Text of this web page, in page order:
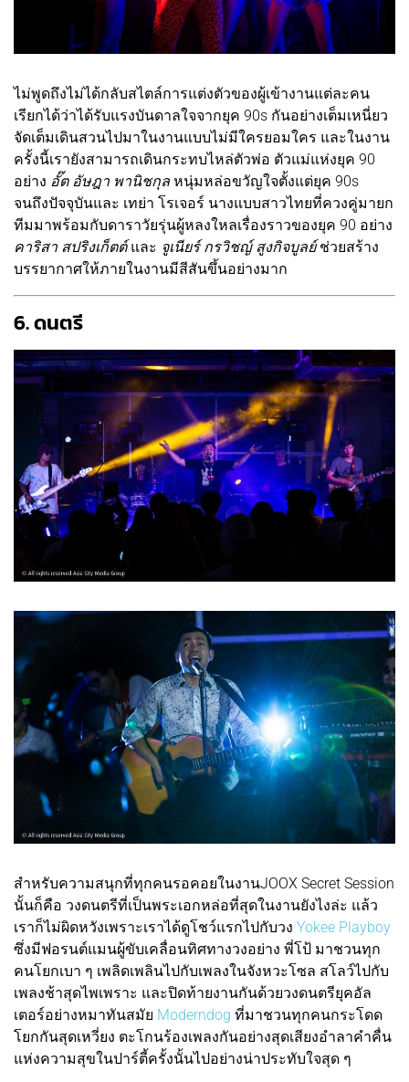
ไม่พูดถึงไม่ได้กลับสไตล์การแต่งตัวของผู้เข้างานแต่ละคน
เรียกได้ว่าได้รับแรงบันดาลใจจากยุค 90s กันอย่างเต็มเหนี่ยว
จัดเต็มเดินสวนไปมาในงานแบบไม่มีใครยอมใคร และในงาน
ครั้งนี้เรายังสามารถเดินกระทบไหล่ตัวพ่อ ตัวแม่แห่งยุค 90
อย่าง อั๊ต อัษฎา พานิชกุล หนุ่มหล่อขวัญใจตั้งแต่ยุค 90s
จนถึงปัจจุบันและ เทย่า โรเจอร์ นางแบบสาวไทยที่ควงคู่มายก
ทีมมาพร้อมกับดาราวัยรุ่นผู้หลงใหลเรื่องราวของยุค 90 อย่าง
คาริสา สปริงเก็ตต์และ จูเนียร์ กรวิชญ์ สูงกิจบูลย์ช่วยสร้าง
บรรยากาศให้ภายในงานมีสีสันขึ้นอย่างมาก
6. ดนตรี
สำหรับความสนุกที่ทุกคนรอคอยในงานJOOX Secret Session
นั้นก็คือ วงดนตรีที่เป็นพระเอกหล่อที่สุดในงานยังไงล่ะ แล้ว
เราก็ไม่ผิดหวังเพราะเราได้ดูโชว์แรกไปกับวง Yokee Playboy
ซึ่งมีฟอรนต์แมนผู้ขับเคลื่อนทิศทางวงอย่าง พี่โป้ มาชวนทุก
คนโยกเบา ๆ เพลิดเพลินไปกับเพลงในจังหวะโซล สโลว์ไปกับ
เพลงช้าสุดไพเพราะ และปิดท้ายงานกันด้วยวงดนตรียุคอัล
เตอร์อย่างหมาทันสมัย Moderndog ที่มาชวนทุกคนกระโดด
โยกกันสุดเหวี่ยง ตะโกนร้องเพลงกันอย่างสุดเสียงอำลาคำคื่น
แห่งความสุขในปาร์ตี้ครั้งนั้นไปอย่างน่าประทับใจสุด ๆ